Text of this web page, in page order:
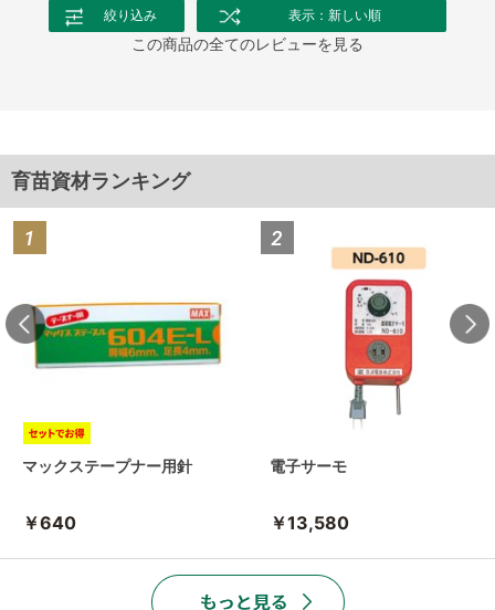
絞り込み 表示：新しい順
この商品の全てのレビューを見る
育苗資材ランキング
マックステープナー用針
￥640
電子サーモ
￥13,580